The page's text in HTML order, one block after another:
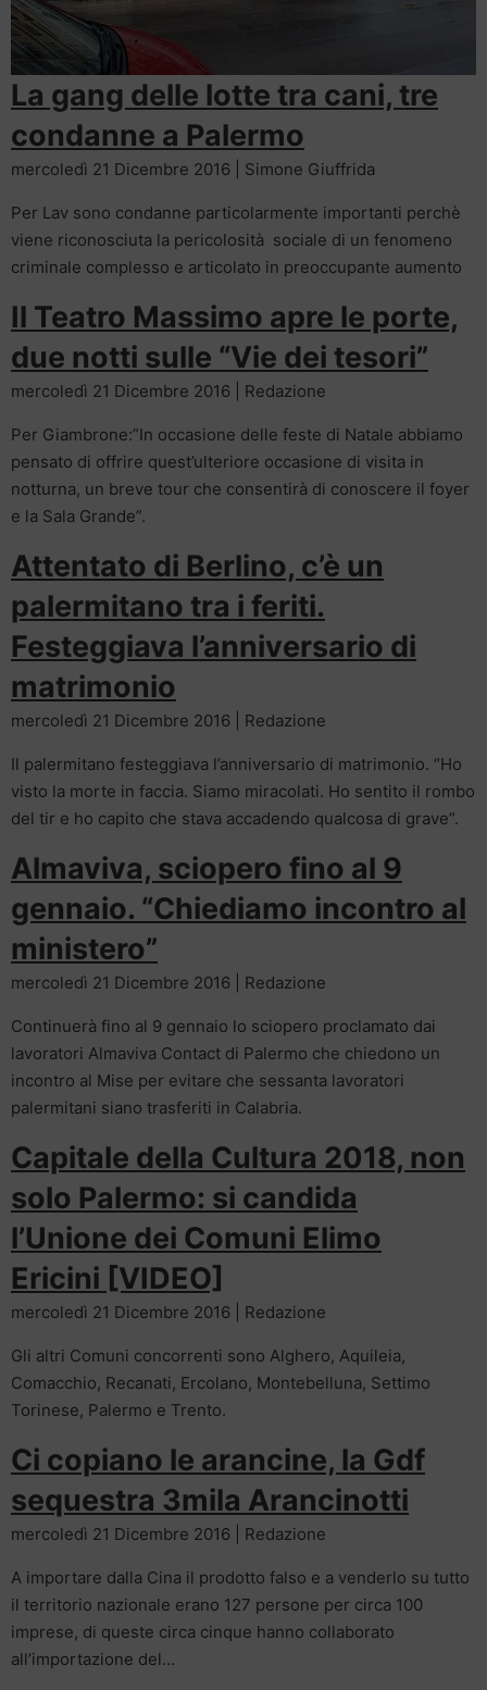
La gang delle lotte tra cani, tre
condanne a Palermo
mercoledì 21 Dicembre 2016 | Simone Giuffrida
Per Lav sono condanne particolarmente importanti perchè
viene riconosciuta la pericolosità sociale di un fenomeno
criminale complesso e articolato in preoccupante aumento
Il Teatro Massimo apre le porte,
due notti sulle “Vie dei tesori”
mercoledì 21 Dicembre 2016 | Redazione
Per Giambrone:”In occasione delle feste di Natale abbiamo
pensato di offrire quest’ulteriore occasione di visita in
notturna, un breve tour che consentirà di conoscere il foyer
e la Sala Grande”.
Attentato di Berlino, c’è un
palermitano tra i feriti.
Festeggiava l’anniversario di
matrimonio
mercoledì 21 Dicembre 2016 | Redazione
Il palermitano festeggiava l’anniversario di matrimonio. “Ho
visto la morte in faccia. Siamo miracolati. Ho sentito il rombo
del tir e ho capito che stava accadendo qualcosa di grave”.
Almaviva, sciopero fino al 9
gennaio. “Chiediamo incontro al
ministero”
mercoledì 21 Dicembre 2016 | Redazione
Continuerà fino al 9 gennaio lo sciopero proclamato dai
lavoratori Almaviva Contact di Palermo che chiedono un
incontro al Mise per evitare che sessanta lavoratori
palermitani siano trasferiti in Calabria.
Capitale della Cultura 2018, non
solo Palermo: si candida
l’Unione dei Comuni Elimo
Ericini [VIDEO]
mercoledì 21 Dicembre 2016 | Redazione
Gli altri Comuni concorrenti sono Alghero, Aquileia,
Comacchio, Recanati, Ercolano, Montebelluna, Settimo
Torinese, Palermo e Trento.
Ci copiano le arancine, la Gdf
sequestra 3mila Arancinotti
mercoledì 21 Dicembre 2016 | Redazione
A importare dalla Cina il prodotto falso e a venderlo su tutto
il territorio nazionale erano 127 persone per circa 100
imprese, di queste circa cinque hanno collaborato
all’importazione del…